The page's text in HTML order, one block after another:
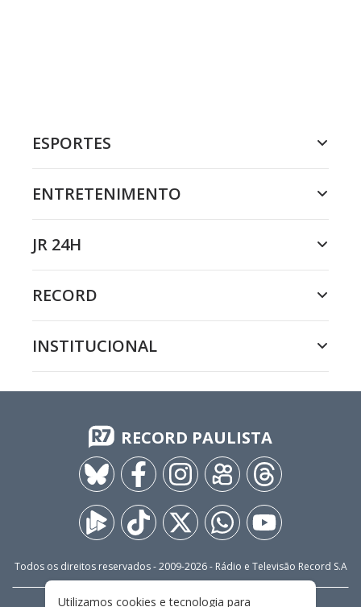
ESPORTES
ENTRETENIMENTO
JR 24H
RECORD
INSTITUCIONAL
RECORD PAULISTA
Todos os direitos reservados - 2009-2026- Rádio e Televisão Record S.A
Utilizamos cookies e tecnologia para